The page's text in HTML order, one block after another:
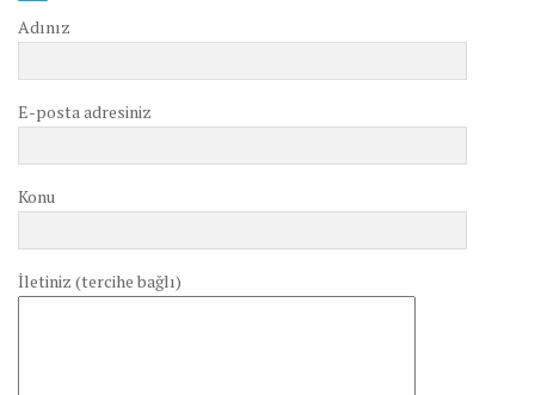
Adınız
E-posta adresiniz
Konu
İletiniz (tercihe bağlı)